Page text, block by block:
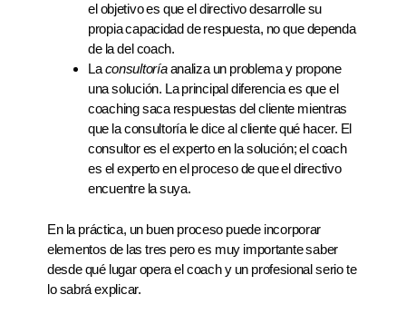
el objetivo es que el directivo desarrolle su
propia capacidad de respuesta, no que dependa
de la del coach.
Laconsultoríaanaliza un problema y propone
una solución. La principal diferencia es que el
coaching saca respuestas del cliente mientras
que la consultoría le dice al cliente qué hacer. El
consultor es el experto en la solución; el coach
es el experto en el proceso de que el directivo
encuentre la suya.
En la práctica, un buen proceso puede incorporar
elementos de las tres pero es muy importante saber
desde qué lugar opera el coach y un profesional serio te
lo sabrá explicar.